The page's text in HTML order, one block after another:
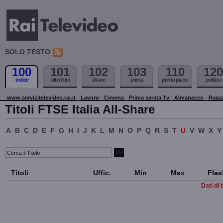
SOLO TESTO
100
indice
101
ultim'ora
102
24 ore
103
prima
110
primo piano
120
politica
www.servizitelevideo.rai.it Lavoro Cinema Prima serata Tv Almanacco
Titoli FTSE Italia All-Share
A B C D E F G H I J K L M N O P Q R S T U V W X Y
Titoli Uffic. Min Max
Dati di